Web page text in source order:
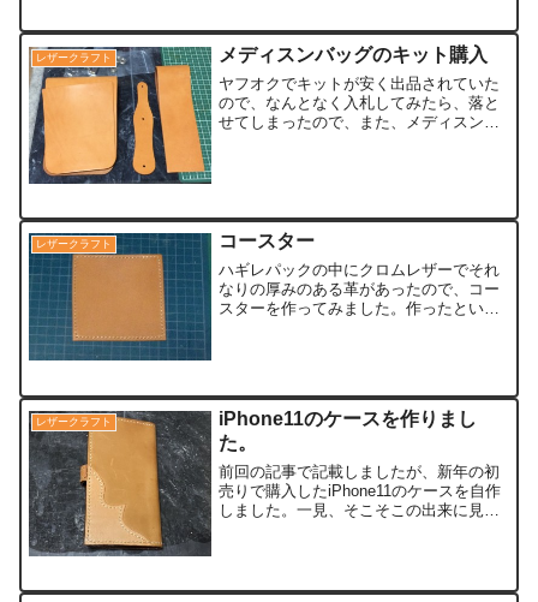
レザークラフト メディスンバッグのキット購入
ヤフオクでキットが安く出品されていた
ので、なんとなく入札してみたら、落と
せてしまったので、また、メディスンバ
レザークラフト コースター
ハギレパックの中にクロムレザーでそれ
なりの厚みのある革があったので、コー
スターを作ってみました。作ったといっ
レザークラフト
iPhone11のケースを作りまし
た。
前回の記事で記載しましたが、新年の初
売りで購入したiPhone11のケースを自作
しました。一見、そこそこの出来に見え
てました...